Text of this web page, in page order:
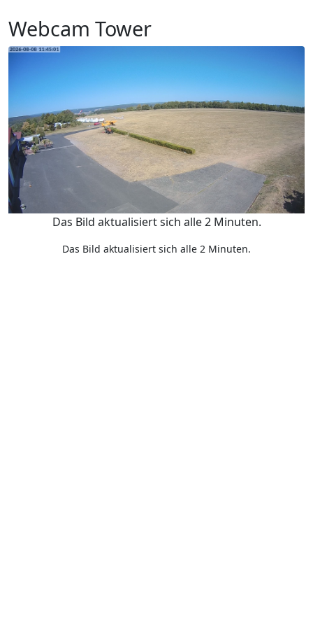
Webcam Tower
Das Bild aktualisiert sich alle 2 Minuten.
Das Bild aktualisiert sich alle 2 Minuten.